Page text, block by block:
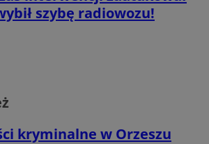
szybę radiowozu!
kryminalne w Orzeszu